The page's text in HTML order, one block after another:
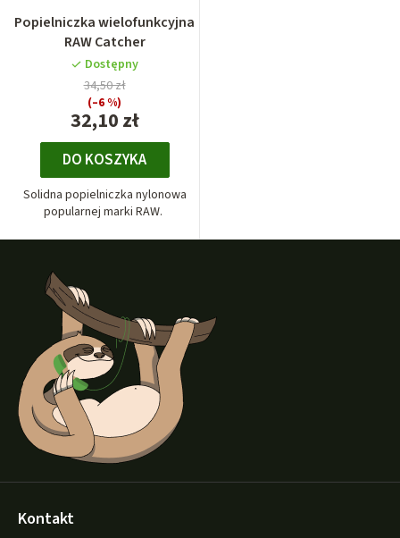
Popielniczka wielofunkcyjna
RAW Catcher
Dostępny
32,10 zł
34,50 zł
(–6 %)
DO KOSZYKA
Solidna popielniczka nylonowa
popularnej marki RAW.
Kontakt